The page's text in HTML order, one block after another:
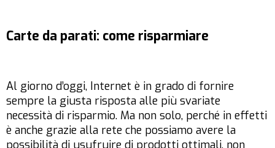
Carte da parati: come risparmiare
Al giorno d’oggi, Internet è in grado di fornire
sempre la giusta risposta alle più svariate
necessità di risparmio. Ma non solo, perché in effetti
è anche grazie alla rete che possiamo avere la